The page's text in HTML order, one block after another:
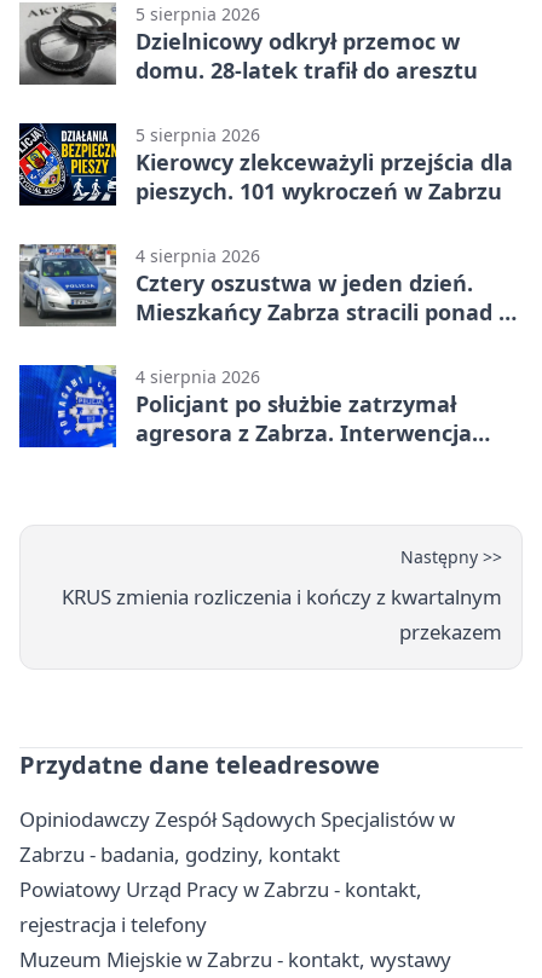
5 sierpnia 2026
Dzielnicowy odkrył przemoc w
domu. 28-latek trafił do aresztu
5 sierpnia 2026
Kierowcy zlekceważyli przejścia dla
pieszych. 101 wykroczeń w Zabrzu
4 sierpnia 2026
Cztery oszustwa w jeden dzień.
Mieszkańcy Zabrza stracili ponad 6
4 sierpnia 2026
Policjant po służbie zatrzymał
agresora z Zabrza. Interwencja
Następny >>
KRUS zmienia rozliczenia i kończy z kwartalnym
przekazem
Przydatne dane teleadresowe
Opiniodawczy Zespół Sądowych Specjalistów w
Zabrzu - badania, godziny, kontakt
Powiatowy Urząd Pracy w Zabrzu - kontakt,
rejestracja i telefony
Muzeum Miejskie w Zabrzu - kontakt, wystawy